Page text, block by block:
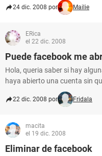
24 dic. 2008 por Mailie
ERica
el 22 dic. 2008
Puede facebook me
Hola, queria saber si hay
haya abierto una cuenta sin
22 dic. 2008 por Fridala
macita
el 19 dic. 2008
Eliminar de facebook